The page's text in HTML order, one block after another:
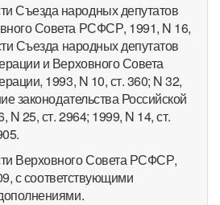
Съезда народных депутатов
Совета РСФСР, 1991, N 16,
Съезда народных депутатов
и Верховного Совета
1993, N 10, ст. 360; N 32,
законодательства Российской
N 25, ст. 2964; 1999, N 14, ст.
Верховного Совета РСФСР,
с соответствующими